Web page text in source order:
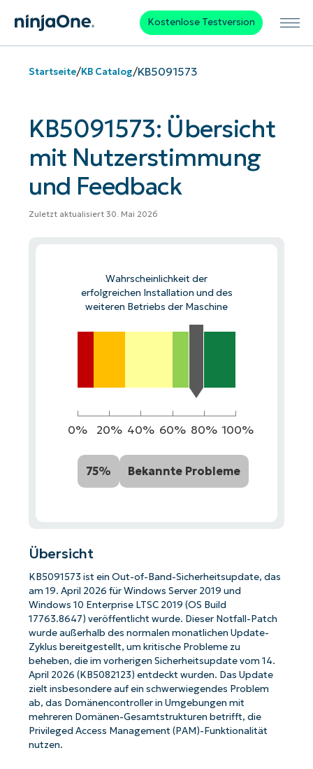
Kostenlose Testversion
Startseite/KB Catalog/KB5091573
KB5091573: Übersicht
mit Nutzerstimmung
und Feedback
Zuletzt aktualisiert 30. Mai 2026
Wahrscheinlichkeit der
erfolgreichen Installation und des
weiteren Betriebs der Maschine
0% 20% 40% 60% 80% 100%
75% Bekannte Probleme
Übersicht
KB5091573 ist ein Out-of-Band-Sicherheitsupdate, das
am 19. April 2026 für Windows Server 2019 und
Windows 10 Enterprise LTSC 2019 (OS Build
17763.8647) veröffentlicht wurde. Dieser Notfall-Patch
wurde außerhalb des normalen monatlichen Update-
Zyklus bereitgestellt, um kritische Probleme zu
beheben, die im vorherigen Sicherheitsupdate vom 14.
April 2026 (KB5082123) entdeckt wurden. Das Update
zielt insbesondere auf ein schwerwiegendes Problem
ab, das Domänencontroller in Umgebungen mit
mehreren Domänen-Gesamtstrukturen betrifft, die
Privileged Access Management (PAM)-Funktionalität
nutzen.